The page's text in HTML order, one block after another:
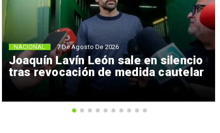
Joaquín Lavín León sale en silencio
tras revocación de medida cautelar
NACIONAL 7 De Agosto De 2026